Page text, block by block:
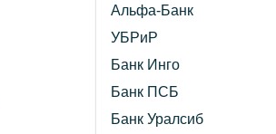
Альфа-Банк
УБРиР
Банк Инго
Банк ПСБ
Банк Уралсиб